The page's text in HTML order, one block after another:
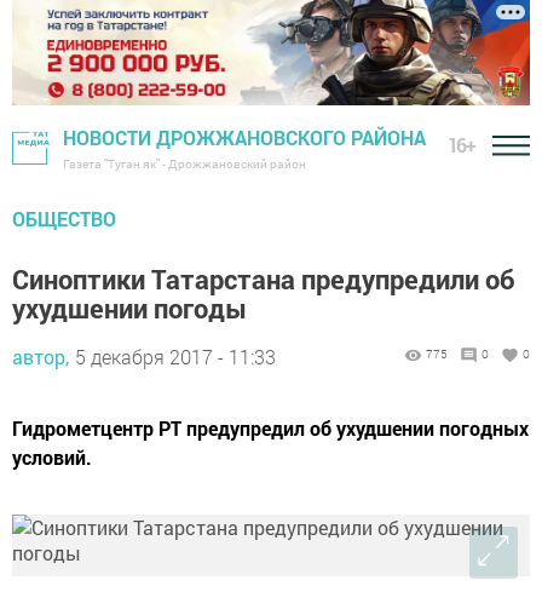
НОВОСТИ ДРОЖЖАНОВСКОГО РАЙОНА
Газета "Туган як" - Дрожжановский район
16+
ОБЩЕСТВО
Синоптики Татарстана предупредили об
ухудшении погоды
автор, 5 декабря 2017 - 11:33 775 0 0
Гидрометцентр РТ предупредил об ухудшении погодных
условий.